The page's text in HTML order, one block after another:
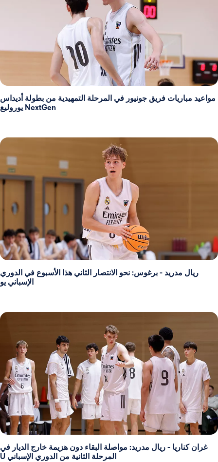
مواعيد مباريات فريق جونيور في المرحلة التمهيدية من بطولة أديداس
NextGen يوروليغ
ريال مدريد - برغوس: نحو الانتصار الثاني هذا الأسبوع في الدوري
الإسباني يو
غران كناريا - ريال مدريد: مواصلة البقاء دون هزيمة خارج الديار في
المرحلة الثانية من الدوري الإسباني U